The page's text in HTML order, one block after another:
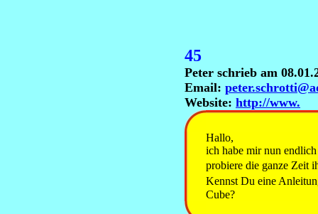
45
Peter schrieb am
Email:
Website: http://www.
Hallo,
ich habe mir nun
probiere die ganze Zeit
Kennst Du eine
Cube?